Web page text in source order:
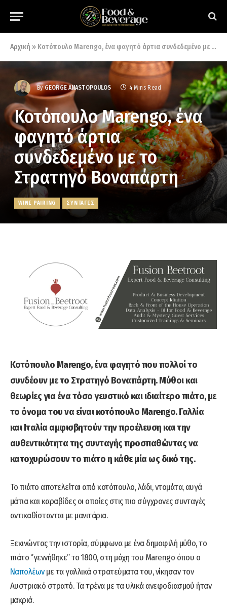
Αρχική » Κοτόπουλο Marengo, ένα φαγητό άρτια συνδεδεμένο με το Στρατηγό Βοναπάρτη
By GEORGE ANASTOPOULOS 4 Mins Read
Κοτόπουλο Marengo, ένα
φαγητό άρτια
συνδεδεμένο με το
Στρατηγό Βοναπάρτη
WINE PAIRING ΣΥΝΤΑΓΕΣ
Κοτόπουλο Marengo, ένα φαγητό που πολλοί το
συνδέουν με το Στρατηγό Βοναπάρτη. Μύθοι και
θεωρίες για ένα τόσο γευστικό και ιδιαίτερο πιάτο, με
το όνομα του να είναι κοτόπουλο Marengo. Γαλλία
και Ιταλία αμφισβητούν την προέλευση και την
αυθεντικότητα της συνταγής προσπαθώντας να
κατοχυρώσουν το πιάτο η κάθε μία ως δικό της.
Το πιάτο αποτελείται από κοτόπουλο, λάδι, ντομάτα, αυγά
μάτια και καραβίδες οι οποίες στις πιο σύγχρονες συνταγές
αντικαθίστανται με μανιτάρια.
Ξεκινώντας την ιστορία, σύμφωνα με ένα δημοφιλή μύθο, το
πιάτο ‘’γεννήθηκε’’ το 1800, στη μάχη του Marengo όπου ο
Ναπολέωνμε τα γαλλικά στρατεύματα του, νίκησαν τον
Αυστριακό στρατό. Τα τρένα με τα υλικά ανεφοδιασμού ήταν
μακριά.